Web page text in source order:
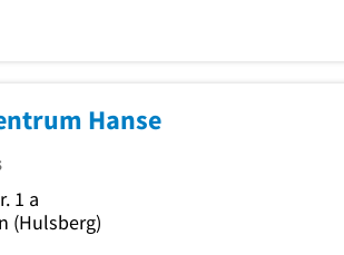
Hanse
1 a
(Hulsberg)